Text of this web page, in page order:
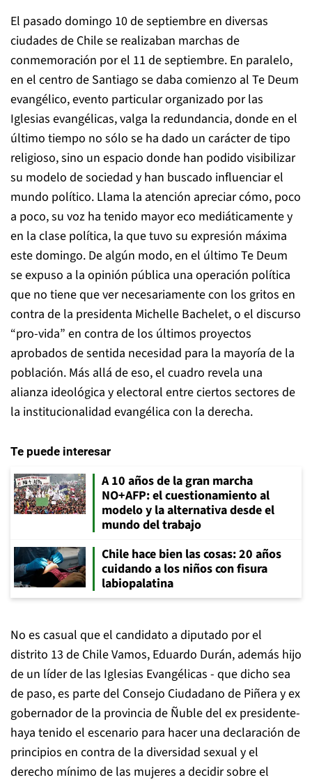
El pasado domingo 10 de septiembre en diversas
ciudades de Chile se realizaban marchas de
conmemoración por el 11 de septiembre. En paralelo,
en el centro de Santiago se daba comienzo al Te Deum
evangélico, evento particular organizado por las
Iglesias evangélicas, valga la redundancia, donde en el
último tiempo no sólo se ha dado un carácter de tipo
religioso, sino un espacio donde han podido visibilizar
su modelo de sociedad y han buscado influenciar el
mundo político. Llama la atención apreciar cómo, poco
a poco, su voz ha tenido mayor eco mediáticamente y
en la clase política, la que tuvo su expresión máxima
este domingo. De algún modo, en el último Te Deum
se expuso a la opinión pública una operación política
que no tiene que ver necesariamente con los gritos en
contra de la presidenta Michelle Bachelet, o el discurso
“pro-vida” en contra de los últimos proyectos
aprobados de sentida necesidad para la mayoría de la
población. Más allá de eso, el cuadro revela una
alianza ideológica y electoral entre ciertos sectores de
la institucionalidad evangélica con la derecha.
Te puede interesar
A 10 años de la gran marcha
NO+AFP: el cuestionamiento al
modelo y la alternativa desde el
mundo del trabajo
Chile hace bien las cosas: 20 años
cuidando a los niños con fisura
labiopalatina
No es casual que el candidato a diputado por el
distrito 13 de Chile Vamos, Eduardo Durán, además hijo
de un líder de las Iglesias Evangélicas - que dicho sea
de paso, es parte del Consejo Ciudadano de Piñera y ex
gobernador de la provincia de Ñuble del ex presidente-
haya tenido el escenario para hacer una declaración de
principios en contra de la diversidad sexual y el
derecho mínimo de las mujeres a decidir sobre el